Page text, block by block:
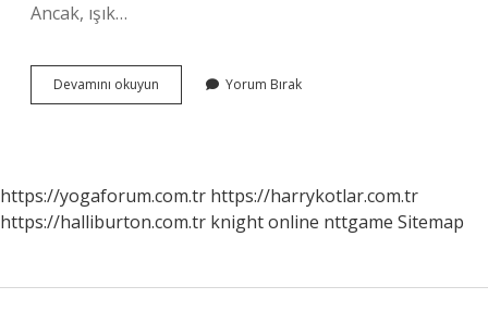
Ancak, ışık…
Devamını okuyun
Ses
Yorum Bırak
https://yogaforum.com.tr https://harrykotlar.com.tr
https://halliburton.com.tr knight online nttgame Sitemap